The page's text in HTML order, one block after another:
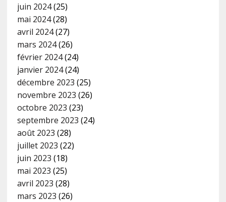
juin 2024(25)
mai 2024(28)
avril 2024(27)
mars 2024(26)
février 2024(24)
janvier 2024(24)
décembre 2023 (25)
novembre 2023 (26)
octobre 2023 (23)
septembre 2023 (24)
août 2023 (28)
juillet 2023 (22)
juin 2023 (18)
mai 2023 (25)
avril 2023 (28)
mars 2023 (26)